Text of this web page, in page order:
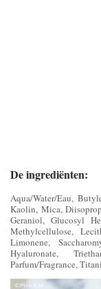
De ingrediënten:
Aqua/Water/Eau,
Kaolin, Mica,
Geraniol, Glucosyl
Methylcellulose,
Limonene,
Hyaluronate,
Parfum/Fragrance,